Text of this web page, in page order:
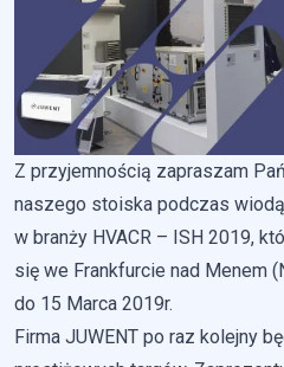
Z przyjemnością zapraszam
naszego stoiska podczas
w branży HVACR – ISH 2019,
się we Frankfurcie nad Menem
do 15 Marca 2019r.
Firma JUWENT po raz kolejny
zapamiętanie informacji, które
funkcjonowanie strony, np.
którym znajduje się użytkownik.
Statystyka
Statystyczne pliki cookie
internetowych zrozumieć, w jaki
zachowują się na stronie,
informacje.